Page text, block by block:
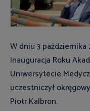
W dniu 3 października
Inauguracja Roku
Uniwersytecie
uczestniczył
Piotr Kalbron.